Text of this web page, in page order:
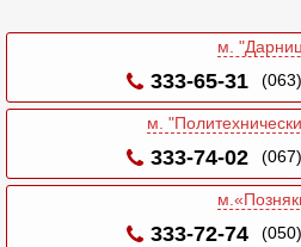
м.
333-65-31
м.
333-74-02
333-72-74